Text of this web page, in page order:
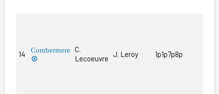
14
Combermere

C.
Lecoeuvre J. Leroy 1p1p7p8p